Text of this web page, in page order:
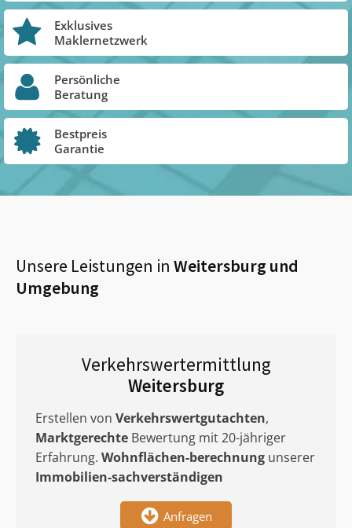
Exklusives
Maklernetzwerk
Persönliche
Beratung
Bestpreis
Garantie
Unsere Leistungen in Weitersburg und
Umgebung
Verkehrswertermittlung
Weitersburg
Erstellen von Verkehrswertgutachten,
Marktgerechte Bewertung mit 20-jähriger
Erfahrung. Wohnflächen-berechnung unserer
Immobilien-sachverständigen
Anfragen